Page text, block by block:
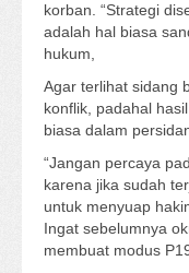
korban. “Strategi
adalah hal biasa
hukum,
Agar terlihat sidang
konflik, padahal
biasa dalam
“Jangan percaya
karena jika sudah
untuk menyuap
Ingat sebelumnya
membuat modus